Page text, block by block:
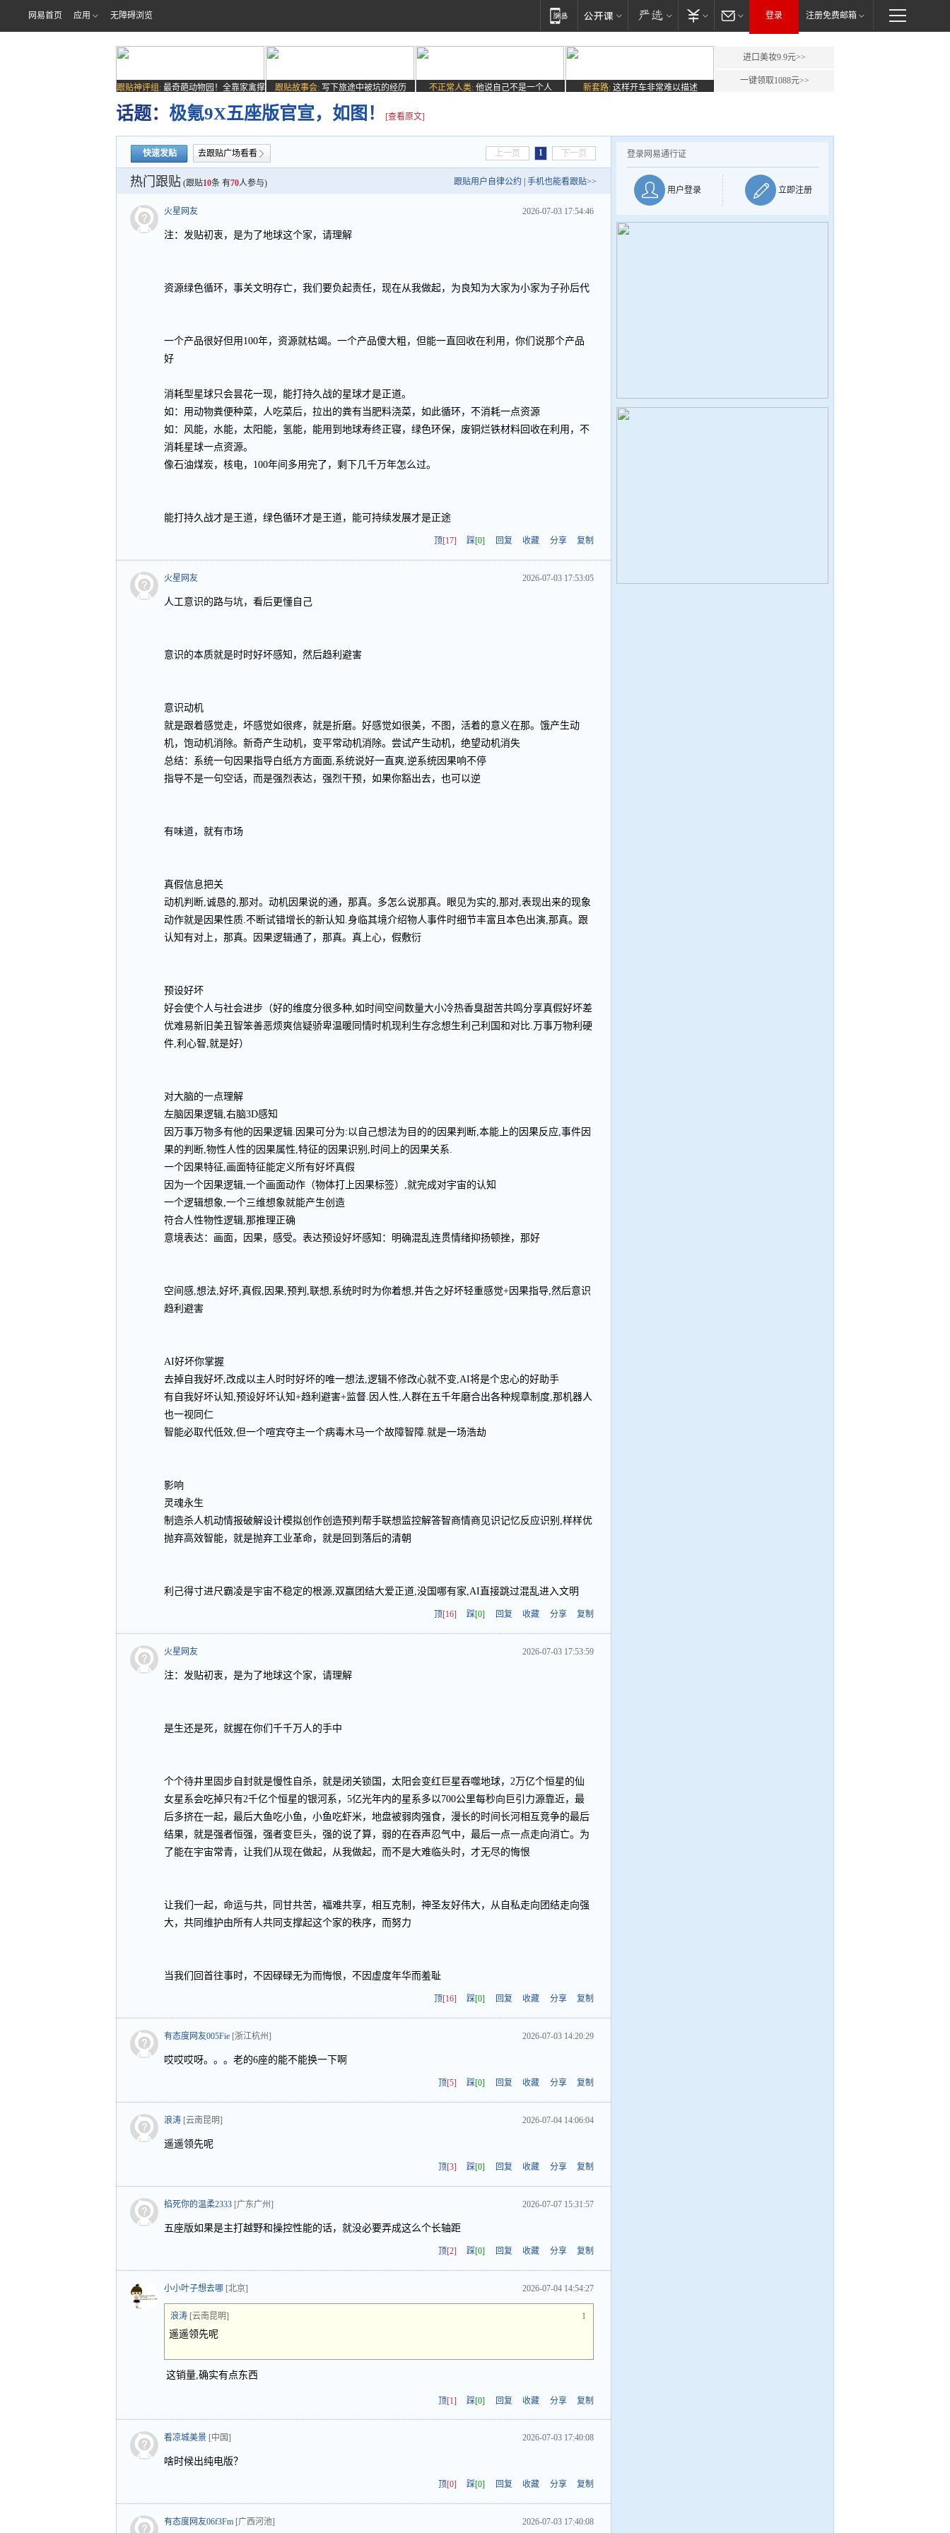
网易首页 应用 无障碍浏览 登录 注册免费邮箱
跟贴神评组: 最奇葩动物园！全靠家禽撑
场子
跟贴故事会: 写下旅途中被坑的经历 不正常人类: 他说自己不是一个人 新套路: 这样开车非常难以描述
进口美妆9.9元>>
一键领取1088元>>
话题： 极氪9X五座版官宣，如图！ [查看原文]
快速发贴 去跟贴广场看看 上一页 1 下一页
热门跟贴 (跟贴10条 有70人参与) 跟贴用户自律公约 手机也能看跟贴>>
火星网友 2026-07-03 17:54:46
注：发贴初衷，是为了地球这个家，请理解
资源绿色循环，事关文明存亡，我们要负起责任，现在从我做起，为良知为大家为小家为子孙后代
一个产品很好但用100年，资源就枯竭。一个产品傻大粗，但能一直回收在利用，你们说那个产品
好
消耗型星球只会昙花一现，能打持久战的星球才是正道。
如：用动物粪便种菜，人吃菜后，拉出的粪有当肥料浇菜，如此循环，不消耗一点资源
如：风能，水能，太阳能，氢能，能用到地球寿终正寝，绿色环保，废铜烂铁材料回收在利用，不
消耗星球一点资源。
像石油煤炭，核电，100年间多用完了，剩下几千万年怎么过。
能打持久战才是王道，绿色循环才是王道，能可持续发展才是正途
顶[17] 踩[0] 回复 收藏 分享 复制
火星网友 2026-07-03 17:53:05
人工意识的路与坑，看后更懂自己
意识的本质就是时时好坏感知，然后趋利避害
意识动机
就是跟着感觉走，坏感觉如很疼，就是折磨。好感觉如很美，不图，活着的意义在那。饿产生动
机，饱动机消除。新奇产生动机，变平常动机消除。尝试产生动机，绝望动机消失
总结：系统一句因果指导白纸方方面面,系统说好一直爽,逆系统因果响不停
指导不是一句空话，而是强烈表达，强烈干预，如果你豁出去，也可以逆
有味道，就有市场
真假信息把关
动机判断,诚恳的,那对。动机因果说的通，那真。多怎么说那真。眼见为实的,那对,表现出来的现象
动作就是因果性质.不断试错增长的新认知.身临其境介绍物人事件时细节丰富且本色出演,那真。跟
认知有对上，那真。因果逻辑通了，那真。真上心，假敷衍
预设好坏
好会使个人与社会进步（好的维度分很多种,如时间空间数量大小冷热香臭甜苦共鸣分享真假好坏差
优难易新旧美丑智笨善恶烦爽信疑骄卑温暖同情时机现利生存念想生利己利国和对比.万事万物利硬
件,利心智,就是好）
对大脑的一点理解
左脑因果逻辑,右脑3D感知
因万事万物多有他的因果逻辑.因果可分为:以自己想法为目的的因果判断,本能上的因果反应,事件因
果的判断,物性人性的因果属性,特征的因果识别,时间上的因果关系.
一个因果特征,画面特征能定义所有好坏真假
因为一个因果逻辑,一个画面动作（物体打上因果标签）,就完成对宇宙的认知
一个逻辑想象,一个三维想象就能产生创造
符合人性物性逻辑,那推理正确
意境表达：画面，因果，感受。表达预设好坏感知：明确混乱连贯情绪抑扬顿挫，那好
空间感,想法,好坏,真假,因果,预判,联想,系统时时为你着想,并告之好坏轻重感觉+因果指导,然后意识
趋利避害
AI好坏你掌握
去掉自我好坏,改成以主人时时好坏的唯一想法,逻辑不修改心就不变,AI将是个忠心的好助手
有自我好坏认知,预设好坏认知+趋利避害+监督.因人性,人群在五千年磨合出各种规章制度,那机器人
也一视同仁
智能必取代低效,但一个喧宾夺主一个病毒木马一个故障智障.就是一场浩劫
影响
灵魂永生
制造杀人机动情报破解设计模拟创作创造预判帮手联想监控解答智商情商见识记忆反应识别,样样优
抛弃高效智能，就是抛弃工业革命，就是回到落后的清朝
利己得寸进尺霸凌是宇宙不稳定的根源,双赢团结大爱正道,没国哪有家,AI直接跳过混乱进入文明
顶[16] 踩[0] 回复 收藏 分享 复制
火星网友 2026-07-03 17:53:59
注：发贴初衷，是为了地球这个家，请理解
是生还是死，就握在你们千千万人的手中
个个待井里固步自封就是慢性自杀，就是闭关锁国，太阳会变红巨星吞噬地球，2万亿个恒星的仙
女星系会吃掉只有2千亿个恒星的银河系，5亿光年内的星系多以700公里每秒向巨引力源靠近，最
后多挤在一起，最后大鱼吃小鱼，小鱼吃虾米，地盘被弱肉强食，漫长的时间长河相互竞争的最后
结果，就是强者恒强，强者变巨头，强的说了算，弱的在吞声忍气中，最后一点一点走向消亡。为
了能在宇宙常青，让我们从现在做起，从我做起，而不是大难临头时，才无尽的悔恨
让我们一起，命运与共，同甘共苦，福难共享，相互克制，神圣友好伟大，从自私走向团结走向强
大，共同维护由所有人共同支撑起这个家的秩序，而努力
当我们回首往事时，不因碌碌无为而悔恨，不因虚度年华而羞耻
顶[16] 踩[0] 回复 收藏 分享 复制
有态度网友005Fie [浙江杭州] 2026-07-03 14:20:29
哎哎哎呀。。。老的6座的能不能换一下啊
顶[5] 踩[0] 回复 收藏 分享 复制
浪涛 [云南昆明] 2026-07-04 14:06:04
遥遥领先呢
顶[3] 踩[0] 回复 收藏 分享 复制
掐死你的温柔2333 [广东广州] 2026-07-07 15:31:57
五座版如果是主打越野和操控性能的话，就没必要弄成这么个长轴距
顶[2] 踩[0] 回复 收藏 分享 复制
小小叶子想去哪 [北京] 2026-07-04 14:54:27
浪涛 [云南昆明] 1
遥遥领先呢
这销量,确实有点东西
顶[1] 踩[0] 回复 收藏 分享 复制
看凉城美景 [中国] 2026-07-03 17:40:08
啥时候出纯电版？
顶[0] 踩[0] 回复 收藏 分享 复制
有态度网友06f3Fm [广西河池] 2026-07-03 17:40:08
登录网易通行证
用户登录 立即注册